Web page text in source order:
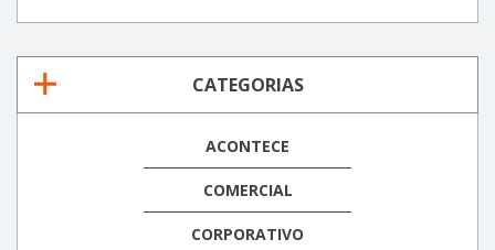
CATEGORIAS
ACONTECE
COMERCIAL
CORPORATIVO